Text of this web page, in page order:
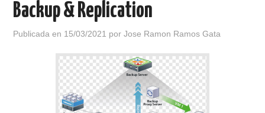
Backup & Replication
Publicada en 15/03/2021 porJose Ramon Ramos Gata